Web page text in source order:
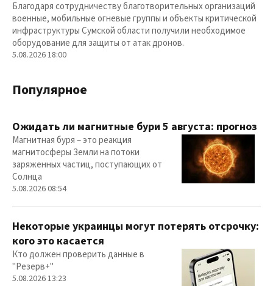
Благодаря сотрудничеству благотворительных организаций
военные, мобильные огневые группы и объекты критической
инфраструктуры Сумской области получили необходимое
оборудование для защиты от атак дронов.
5.08.2026 18:00
Популярное
Ожидать ли магнитные бури 5 августа: прогноз
Магнитная буря – это реакция
магнитосферы Земли на потоки
заряженных частиц, поступающих от
Солнца
5.08.2026 08:54
Некоторые украинцы могут потерять отсрочку:
кого это касается
Кто должен проверить данные в
"Резерв+"
5.08.2026 13:23